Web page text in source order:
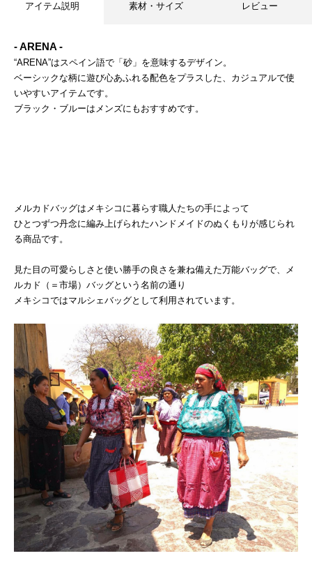
アイテム説明 素材・サイズ レビュー
- ARENA -
“ARENA”はスペイン語で「砂」を意味するデザイン。
ベーシックな柄に遊び心あふれる配色をプラスした、カジュアルで使
いやすいアイテムです。
ブラック・ブルーはメンズにもおすすめです。
メルカドバッグはメキシコに暮らす職人たちの手によって
ひとつずつ丹念に編み上げられたハンドメイドのぬくもりが感じられ
る商品です。
見た目の可愛らしさと使い勝手の良さを兼ね備えた万能バッグで、メ
ルカド（＝市場）バッグという名前の通り
メキシコではマルシェバッグとして利用されています。